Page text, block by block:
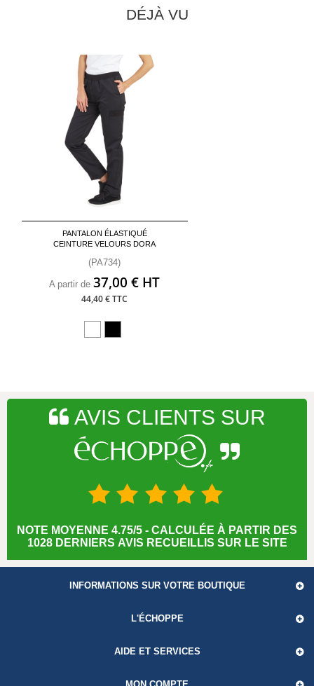
DÉJÀ VU
PANTALON ÉLASTIQUÉ
CEINTURE VELOURS DORA
(PA734)
A partir de37,00 € HT
44,40 € TTC
NOTE MOYENNE 4.75/5 - CALCULÉE À PARTIR DES
1028 DERNIERS AVIS RECUEILLIS SUR LE SITE
INFORMATIONS SUR VOTRE BOUTIQUE
L'ÉCHOPPE
AIDE ET SERVICES